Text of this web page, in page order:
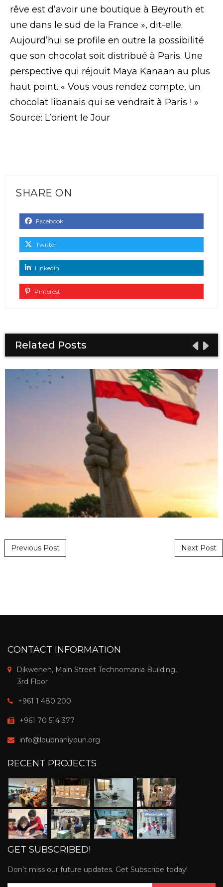
rêve est d’avoir une boutique à Beyrouth et
une dans le sud de la France », dit-elle.
Aujourd’hui se profile en outre la possibilité
que son chocolat soit distribué à Paris. Une
perspective qui réjouit Maya Kanaan au plus
haut point. « Vous vous rendez compte, un
chocolat libanais qui se vendrait à Paris ! »
Source: L’orient le Jour
SHARE ON
Facebook
Twitter
Linkedin
Pinterest
Related Posts
Post navigation
Previous Post Next Post
CONTACT INFORMATION
Dikweneh, Main Street Technomania Building,
3rd Floor
+961 1 480 200
+961 70 514 377
info@loubnaniyoun.org
RECENT PROJECTS
GET SUBSCRIBED!
Don’t miss our future updates. Get Subscribe today!